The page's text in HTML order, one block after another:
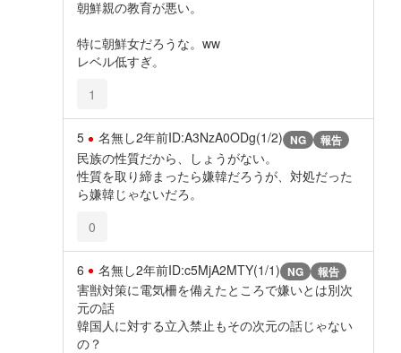
朝鮮親の教育が悪い。
特に朝鮮女だろうな。ww
レベル低すぎ。
1
5 名無し2年前ID:A3NzA0ODg(1/2) NG 報告
民族の性質だから、しょうがない。
性質を取り締まったら嫌韓だろうが、対処だった
ら嫌韓じゃないだろ。
0
6 名無し2年前ID:c5MjA2MTY(1/1) NG 報告
害獣対策に電気柵を備えたところで嫌いとは別次
元の話
韓国人に対する立入禁止もその次元の話じゃない
の？